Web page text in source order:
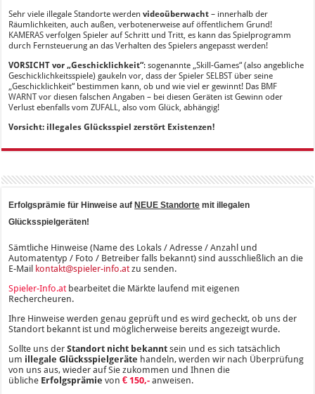
Sehr viele illegale Standorte werdenvideoüberwacht– innerhalb der
Räumlichkeiten, auch außen, verbotenerweise auf öffentlichem Grund!
KAMERAS verfolgen Spieler auf Schritt und Tritt, es kann das Spielprogramm
durch Fernsteuerung an das Verhalten des Spielers angepasst werden!
VORSICHT vor „Geschicklichkeit“: sogenannte „Skill-Games“ (also angebliche
Geschicklichkeitsspiele) gaukeln vor, dass der Spieler SELBST über seine
„Geschicklichkeit“ bestimmen kann, ob und wie viel er gewinnt! Das BMF
WARNT vor diesen falschen Angaben – bei diesen Geräten ist Gewinn oder
Verlust ebenfalls vom ZUFALL, also vom Glück, abhängig!
Vorsicht: illegales Glücksspiel zerstört Existenzen!
Erfolgsprämie für Hinweise aufNEUE Standorte mit illegalen
Glücksspielgeräten!
Sämtliche Hinweise (Name des Lokals / Adresse / Anzahl und
Automatentyp / Foto / Betreiber falls bekannt) sind ausschließlich an die
E-Mail kontakt@spieler-info.atzu senden.
Spieler-Info.atbearbeitet die Märkte laufend mit eigenen
Rechercheuren.
Ihre Hinweise werden genau geprüft und es wird gecheckt, ob uns der
Standort bekannt ist und möglicherweise bereits angezeigt wurde.
Sollte uns derStandort nicht bekanntsein und es sich tatsächlich
um illegale Glücksspielgeräte handeln, werden wir nach Überprüfung
von uns aus, wieder auf Sie zukommen und Ihnen die
übliche Erfolgsprämievon € 150,- anweisen.